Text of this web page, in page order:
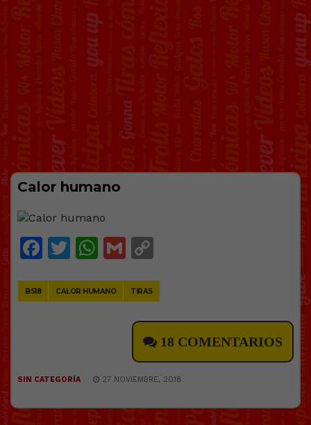
Calor humano
Facebook
Twitter
WhatsApp
Gmail
BS18 CALOR HUMANO TIRAS
18 COMENTARIOS
SIN CATEGORÍA 27 NOVIEMBRE, 2018